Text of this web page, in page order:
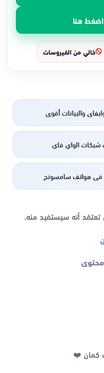
هنا
خالي من الفيروسات
والبيانات أقوى
في هواتف سامسونج
أنه سيستفيد منه.
محتوى
كمان ❤️